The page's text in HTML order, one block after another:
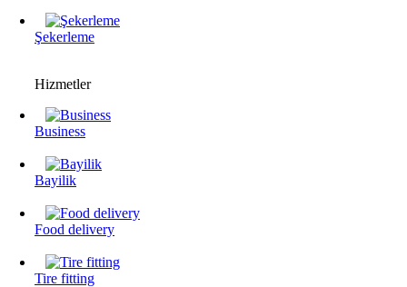
Şekerleme
Hizmetler
Business
Bayilik
Food delivery
Tire fitting